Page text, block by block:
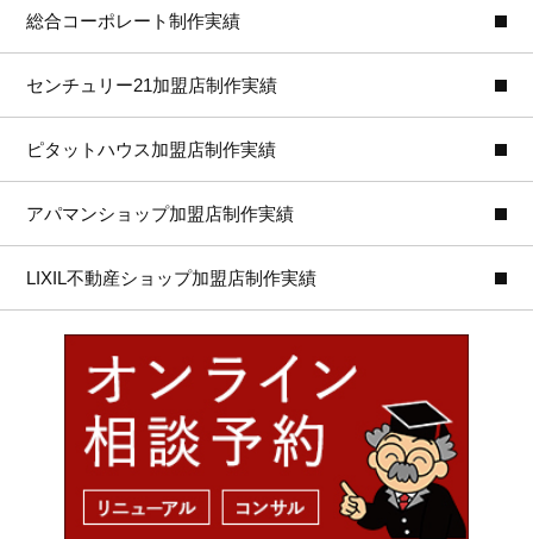
総合コーポレート制作実績
センチュリー21加盟店制作実績
ピタットハウス加盟店制作実績
アパマンショップ加盟店制作実績
LIXIL不動産ショップ加盟店制作実績